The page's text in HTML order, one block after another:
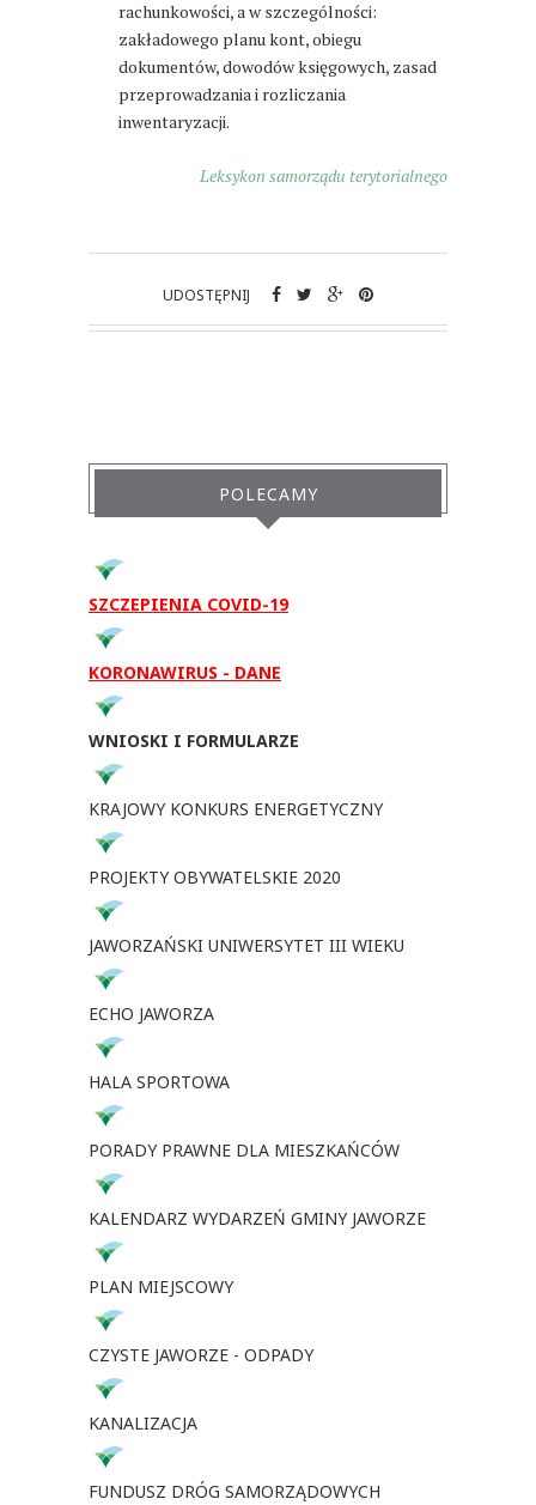
rachunkowości, a w szczególności:
zakładowego planu kont, obiegu
dokumentów, dowodów księgowych, zasad
przeprowadzania i rozliczania
inwentaryzacji.
Leksykon samorządu terytorialnego
UDOSTĘPNIJ
POLECAMY
SZCZEPIENIA COVID-19
KORONAWIRUS - DANE
WNIOSKI I FORMULARZE
KRAJOWY KONKURS ENERGETYCZNY
PROJEKTY OBYWATELSKIE 2020
JAWORZAŃSKI UNIWERSYTET III WIEKU
ECHO JAWORZA
HALA SPORTOWA
PORADY PRAWNE DLA MIESZKAŃCÓW
KALENDARZ WYDARZEŃ GMINY JAWORZE
PLAN MIEJSCOWY
CZYSTE JAWORZE - ODPADY
KANALIZACJA
FUNDUSZ DRÓG SAMORZĄDOWYCH